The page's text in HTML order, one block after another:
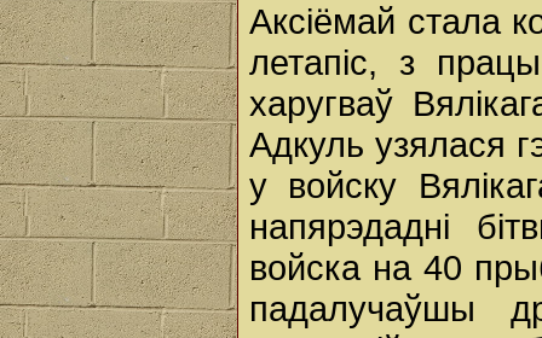
Аксіёмай стала
летапіс, з
харугваў
Адкуль узялася
у войску
напярэдадні
войска на 40
падалучаўшы